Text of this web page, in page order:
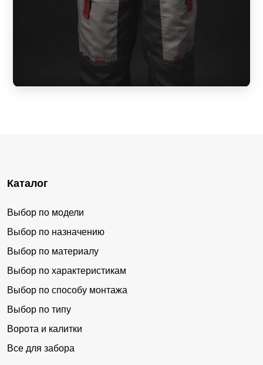
Каталог
Выбор по модели
Выбор по назначению
Выбор по материалу
Выбор по характеристикам
Выбор по способу монтажа
Выбор по типу
Ворота и калитки
Все для забора